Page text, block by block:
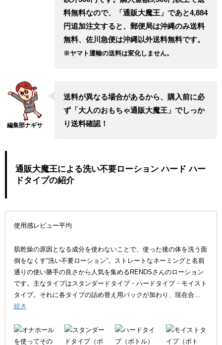
料無料なので、「通販大魔王」であと4,884
円追加注文すると、郵便局は沖縄のみ送料
無料、佐川急便は沖縄以外送料無料です。
※ヤマト運輸の送料は変化しません。
送料が異なる場合があるから、購入前に必
ず「大人のおもちゃ通販大魔王」でしっか
り送料確認！
通販大魔王による洗い不要ローション ハード ハー
ドタイプの紹介
使用感レビュー平均
肌乾燥の原因となる成分を使わないことで、使った後の体を洗う面
倒をなくす“洗い不要ローション”。ストレートなネーミングと名前
通りの使い勝手の良さから人気を集めるRENDSさんのローション
です。主なタイプはスタンダードタイプ・ハードタイプ・モイスト
タイプ。それに各タイプの詰め替え用パックが加わり、現在合…
続き